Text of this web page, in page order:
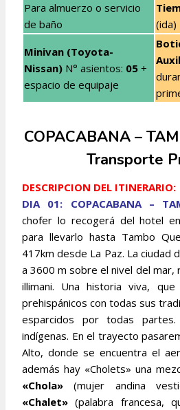
Para almuerzo o servicio
de baño
(ida)
Minivan (Toyota-
Nissan) N° asientos: 05 +
espacio de equipaje
COPACABANA –
Transporte
DESCRIPCION DEL ITINERARIO:
DIA 01: COPACABANA –
chofer lo recogerá del hotel en
para llevarlo hasta Tambo
417km desde La Paz. La ciudad
a 3600 m sobre el nivel del mar,
illimani. Una historia viva,
prehispánicos con todas sus
esparcidos por todas
indígenas. En el trayecto
Alto, donde se encuentra el
además hay «Cholets» una
«Chola» (mujer andina
«Chalet» (palabra francesa,